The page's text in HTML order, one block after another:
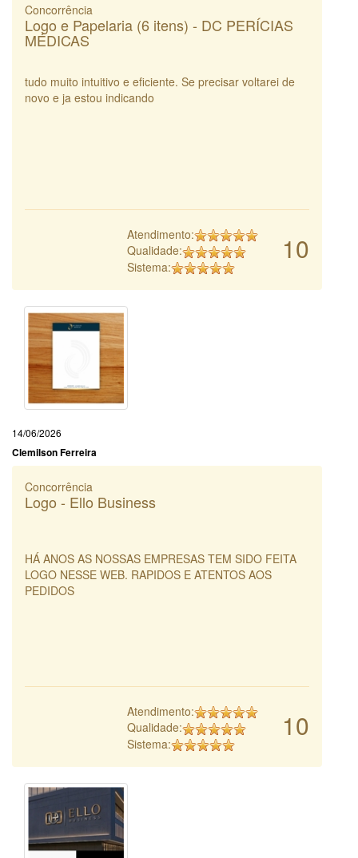
Concorrência
Logo e Papelaria (6 itens) - DC PERÍCIAS
MÉDICAS
tudo muito intuitivo e eficiente. Se precisar voltarei de
novo e ja estou indicando
10
Atendimento:
Qualidade:
Sistema:
14/06/2026
Clemilson Ferreira
Concorrência
Logo - Ello Business
HÁ ANOS AS NOSSAS EMPRESAS TEM SIDO FEITA
LOGO NESSE WEB. RAPIDOS E ATENTOS AOS
PEDIDOS
10
Atendimento:
Qualidade:
Sistema: